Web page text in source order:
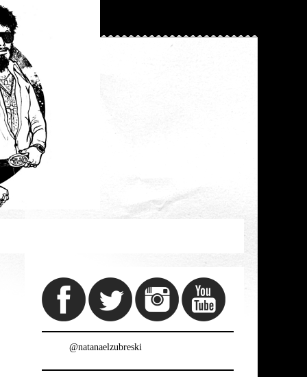
@natanaelzubreski